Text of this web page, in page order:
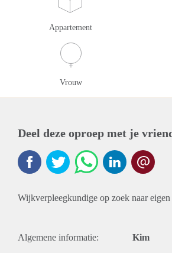
Appartement
Vrouw
Deel deze oproep met je
Wijkverpleegkundige op zoek naar eigen
Algemene informatie: Kim